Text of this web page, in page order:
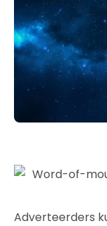
Adverteerders